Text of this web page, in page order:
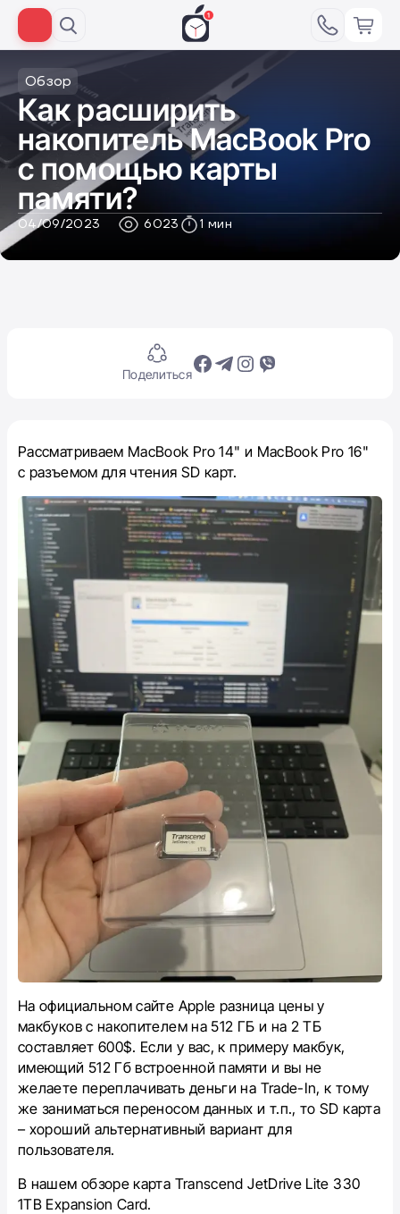
Обзор
Как расширить
накопитель MacBook Pro
с помощью карты
памяти?
04/09/2023 6023 1 мин
Поделиться
Рассматриваем MacBook Pro 14" и MacBook Pro 16"
с разъемом для чтения SD карт.
На официальном сайте Apple разница цены у
макбуков с накопителем на 512 ГБ и на 2 ТБ
составляет 600$. Если у вас, к примеру макбук,
имеющий 512 Гб встроенной памяти и вы не
желаете переплачивать деньги на Trade-In, к тому
же заниматься переносом данных и т.п., то SD карта
– хороший альтернативный вариант для
пользователя.
В нашем обзоре карта Transcend JetDrive Lite 330
1ТB Expansion Card.